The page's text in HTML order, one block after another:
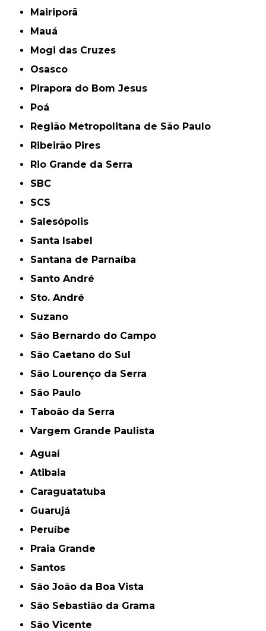
Mairiporã
Mauá
Mogi das Cruzes
Osasco
Pirapora do Bom Jesus
Poá
Região Metropolitana de São Paulo
Ribeirão Pires
Rio Grande da Serra
SBC
SCS
Salesópolis
Santa Isabel
Santana de Parnaíba
Santo André
Sto. André
Suzano
São Bernardo do Campo
São Caetano do Sul
São Lourenço da Serra
São Paulo
Taboão da Serra
Vargem Grande Paulista
Aguaí
Atibaia
Caraguatatuba
Guarujá
Peruíbe
Praia Grande
Santos
São João da Boa Vista
São Sebastião da Grama
São Vicente